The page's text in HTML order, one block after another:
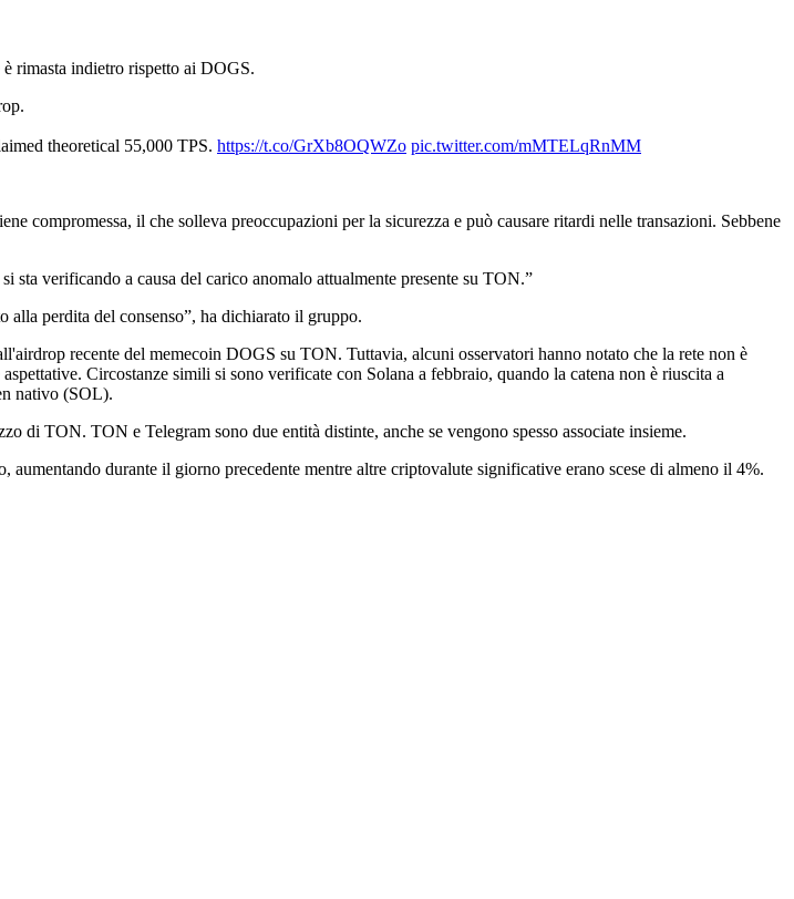
rimasta indietro rispetto ai DOGS.
theoretical 55,000 TPS. https://t.co/GrXb8OQWZo pic.twitter.com/mMTELqRnMM
compromessa, il che solleva preoccupazioni per la sicurezza e può causare ritardi nelle transazioni. Sebbene
verificando a causa del carico anomalo attualmente presente su TON.”
perdita del consenso”, ha dichiarato il gruppo.
recente del memecoin DOGS su TON. Tuttavia, alcuni osservatori hanno notato che la rete non è
Circostanze simili si sono verificate con Solana a febbraio, quando la catena non è riuscita a
nativo (SOL).
di TON. TON e Telegram sono due entità distinte, anche se vengono spesso associate insieme.
durante il giorno precedente mentre altre criptovalute significative erano scese di almeno il 4%.